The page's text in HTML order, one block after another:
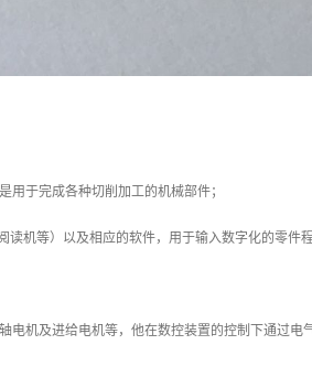
用于完成各种切削加工的机械部件；
机等）以及相应的软件，用于输入数字化的零件
机及进给电机等，他在数控装置的控制下通过电